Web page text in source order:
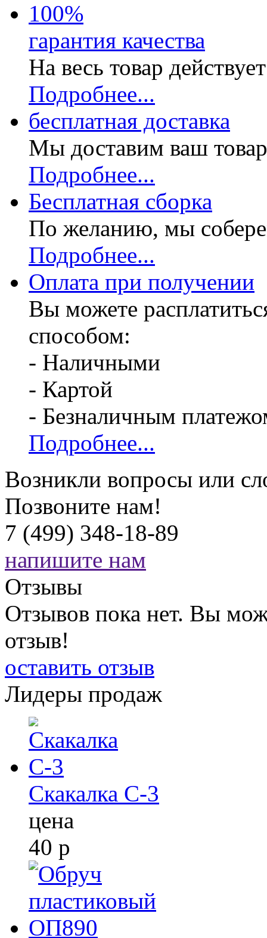
100%
гарантия качества
На весь товар
Подробнее...
бесплатная доставка
Мы доставим ваш
Подробнее...
Бесплатная сборка
По желанию, мы
Подробнее...
Оплата при получении
Вы можете
способом:
- Наличными
- Картой
- Безналичным
Подробнее...
Возникли вопросы или
Позвоните нам!
7 (499) 348-18-89
напишите нам
Отзывы
Отзывов пока нет. Вы
отзыв!
оставить отзыв
Лидеры продаж
Скакалка С-3
цена
40 р